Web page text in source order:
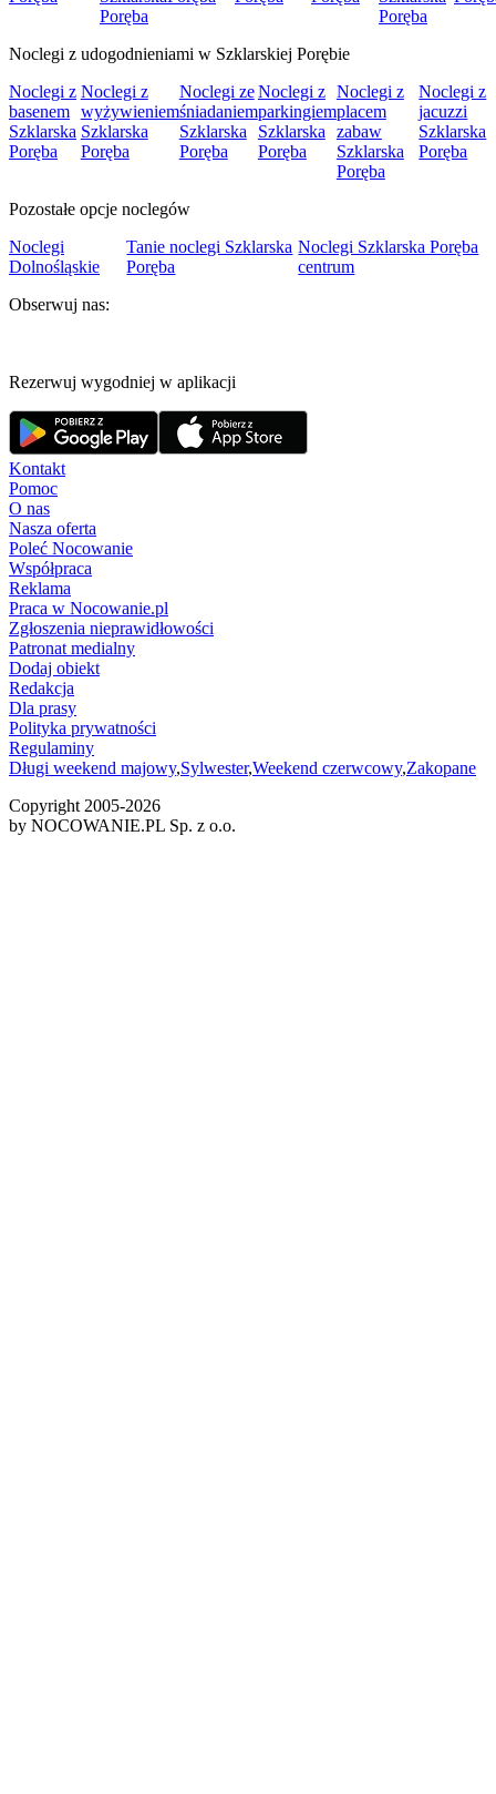
Poręba
Poręba
Noclegi z udogodnieniami w Szklarskiej Porębie
Noclegi z
basenem
Szklarska
Poręba
Noclegi z
wyżywieniem
Szklarska
Poręba
Noclegi ze
śniadaniem
Szklarska
Poręba
Noclegi z
parkingiem
Szklarska
Poręba
Noclegi z
placem
zabaw
Szklarska
Poręba
Noclegi z
jacuzzi
Szklarska
Poręba
Pozostałe opcje noclegów
Noclegi
Dolnośląskie
Tanie noclegi Szklarska
Poręba
Noclegi Szklarska Poręba
centrum
Obserwuj nas:
Rezerwuj wygodniej w aplikacji
Kontakt
Pomoc
O nas
Nasza oferta
Poleć Nocowanie
Współpraca
Reklama
Praca w Nocowanie.pl
Zgłoszenia nieprawidłowości
Patronat medialny
Dodaj obiekt
Redakcja
Dla prasy
Polityka prywatności
Regulaminy
Długi weekend majowy,Sylwester,Weekend czerwcowy,Zakopane
Copyright 2005-2026
by NOCOWANIE.PL Sp. z o.o.